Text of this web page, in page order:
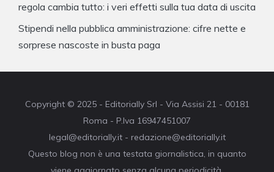
regola cambia tutto: i veri effetti sulla tua data di uscita
Stipendi nella pubblica amministrazione: cifre nette e
sorprese nascoste in busta paga
Copyright © 2025 - Editorially Srl - Via Assisi 21 - 00181
Roma - P.Iva 16947451007
legal@editorially.it - redazione@editorially.it
Questo blog non è una testata giornalistica, in quanto